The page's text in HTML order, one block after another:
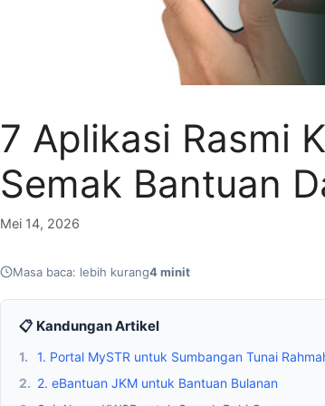
7 Aplikasi Rasmi
Semak Bantuan
Mei 14, 2026
Masa baca: lebih kurang4 minit
📋 Kandungan Artikel
1.
1. Portal MySTR untuk Sumbangan Tunai
2. 2. eBantuan JKM untuk Bantuan Bulanan